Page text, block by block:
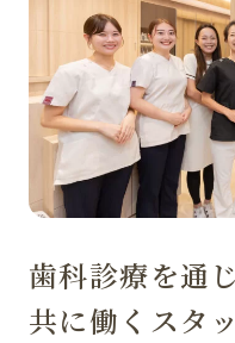
歯科診療を通じ
共に働くスタ